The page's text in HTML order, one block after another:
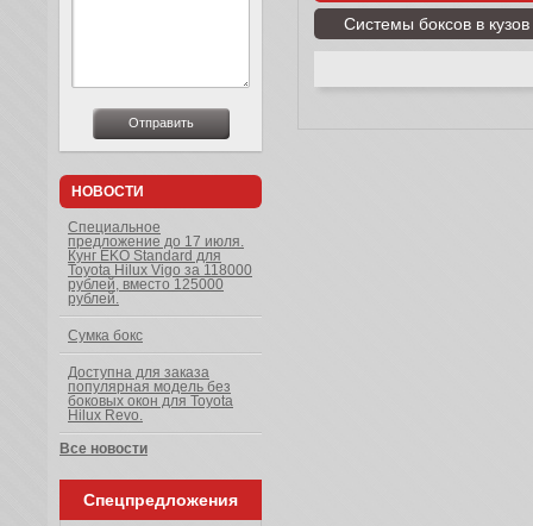
Системы боксов в кузов
НОВОСТИ
Специальное
предложение до 17 июля.
Кунг EKO Standard для
Toyota Hilux Vigo за 118000
рублей, вместо 125000
рублей.
Сумка бокс
Доступна для заказа
популярная модель без
боковых окон для Toyota
Hilux Revo.
Все новости
Спецпредложения